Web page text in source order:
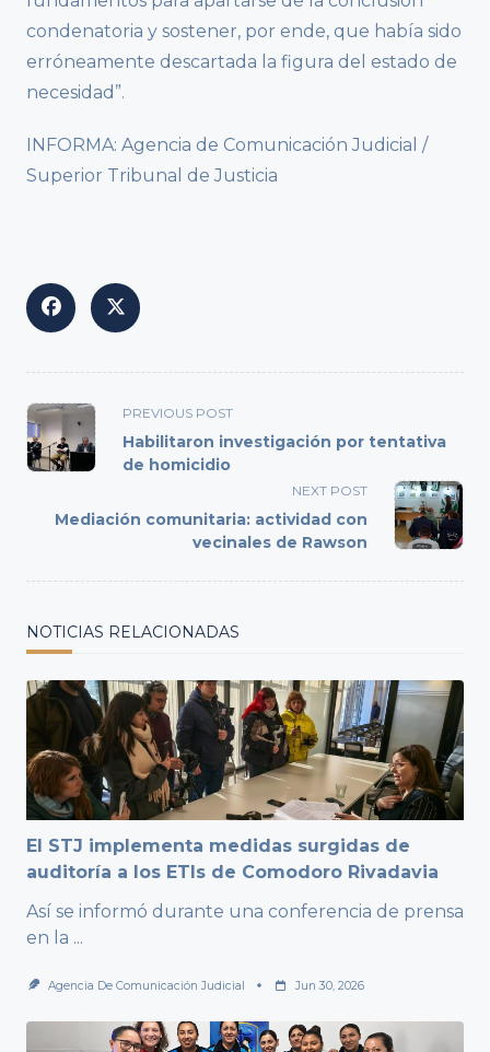
condenatoria y sostener, por ende, que había sido
erróneamente descartada la figura del estado de
necesidad”.
INFORMA: Agencia de Comunicación Judicial /
Superior Tribunal de Justicia
<span
class="nav-
subtitle
reader-
PREVIOUS POST
Habilitaron investigación por tentativa
de homicidio
NEXT POST
Mediación comunitaria: actividad con
vecinales de Rawson
NOTICIAS RELACIONADAS
El STJ implementa medidas surgidas de
auditoría a los ETIs de Comodoro Rivadavia
Así se informó durante una conferencia de prensa
en la ...
Agencia De Comunicación Judicial Jun 30, 2026